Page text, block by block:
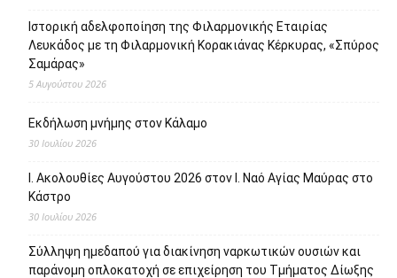
Ιστορική αδελφοποίηση της Φιλαρμονικής Εταιρίας
Λευκάδος με τη Φιλαρμονική Κορακιάνας Κέρκυρας, «Σπύρος
Σαμάρας»
5 Αυγούστου 2026
Εκδήλωση μνήμης στον Κάλαμο
30 Ιουλίου 2026
Ι. Ακολουθίες Αυγούστου 2026 στον Ι. Ναό Αγίας Μαύρας στο
Κάστρο
30 Ιουλίου 2026
Σύλληψη ημεδαπού για διακίνηση ναρκωτικών ουσιών και
παράνομη οπλοκατοχή σε επιχείρηση του Τμήματος Δίωξης